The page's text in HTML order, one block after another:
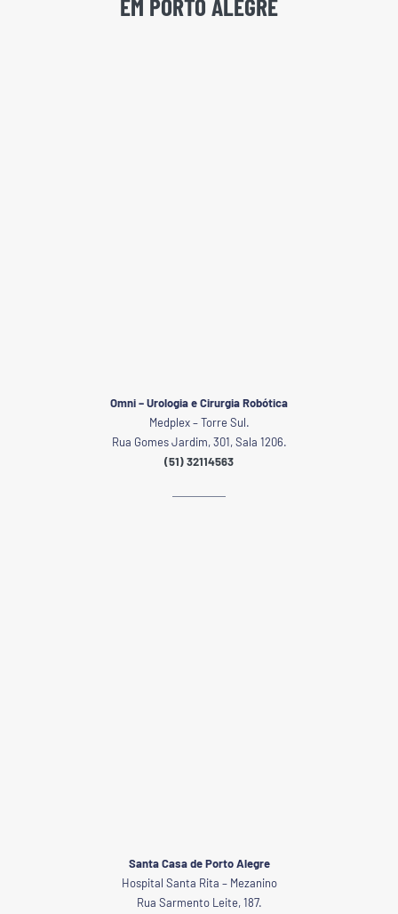
EM PORTO ALEGRE
Omni – Urologia e Cirurgia Robótica
Medplex – Torre Sul.
Rua Gomes Jardim, 301, Sala 1206.
(51) 32114563
Santa Casa de Porto Alegre
Hospital Santa Rita – Mezanino
Rua Sarmento Leite, 187.